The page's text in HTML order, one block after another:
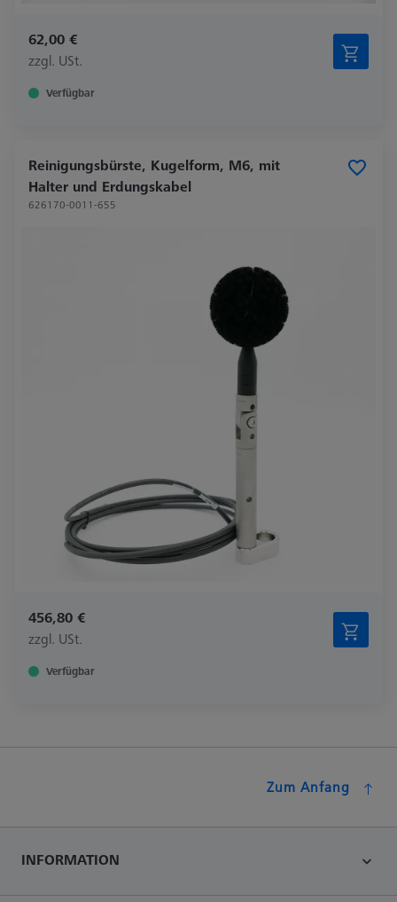
62,00 €
zzgl. USt.
Verfügbar
Reinigungsbürste, Kugelform, M6, mit
Halter und Erdungskabel
626170-0011-655
456,80 €
zzgl. USt.
Verfügbar
Zum Anfang
INFORMATION